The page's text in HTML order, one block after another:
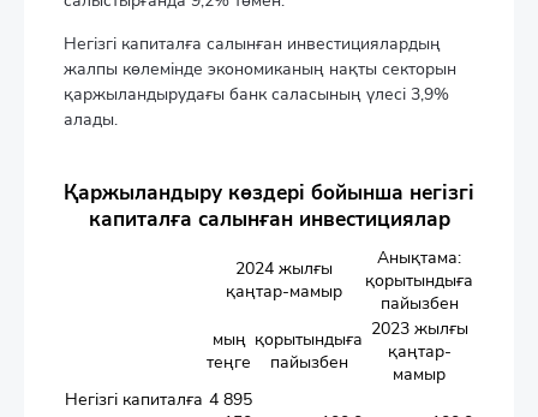
Негізгі капиталға салынған инвестициялардың
жалпы көлемінде экономиканың нақты секторын
қаржыландырудағы банк саласының үлесі 3,9%
алады.
Қаржыландыру көздері бойынша негізгі
капиталға салынған инвестициялар
2024 жылғы
қаңтар-мамыр
Анықтама:
қорытындыға
пайызбен
мың
теңге
қорытындыға
пайызбен
2023 жылғы
қаңтар-
мамыр
Негізгі капиталға 4 895